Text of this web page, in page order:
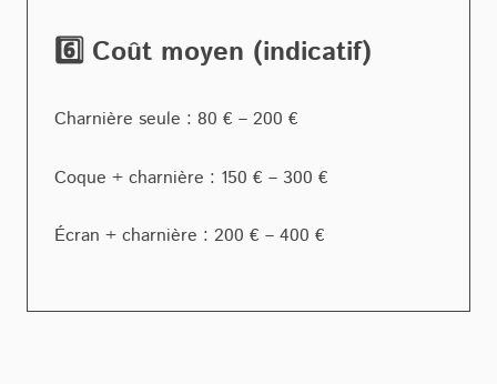
6️⃣ Coût moyen (indicatif)
Charnière seule : 80 € – 200 €
Coque + charnière : 150 € – 300 €
Écran + charnière : 200 € – 400 €